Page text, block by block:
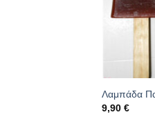
Λαμπάδα
9,90 €